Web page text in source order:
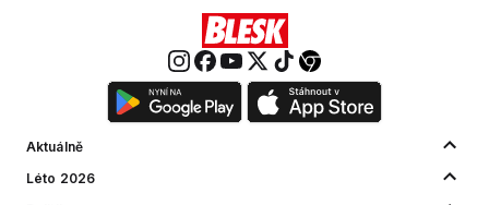
Aktuálně
Léto 2026